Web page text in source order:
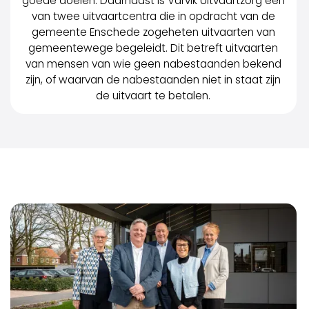
van twee uitvaartcentra die in opdracht van de
gemeente Enschede zogeheten uitvaarten van
gemeentewege begeleidt. Dit betreft uitvaarten
van mensen van wie geen nabestaanden bekend
zijn, of waarvan de nabestaanden niet in staat zijn
de uitvaart te betalen.